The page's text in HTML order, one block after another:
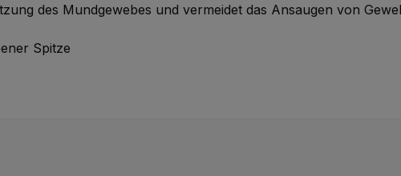
des Mundgewebes und vermeidet das Ansaugen von
Spitze